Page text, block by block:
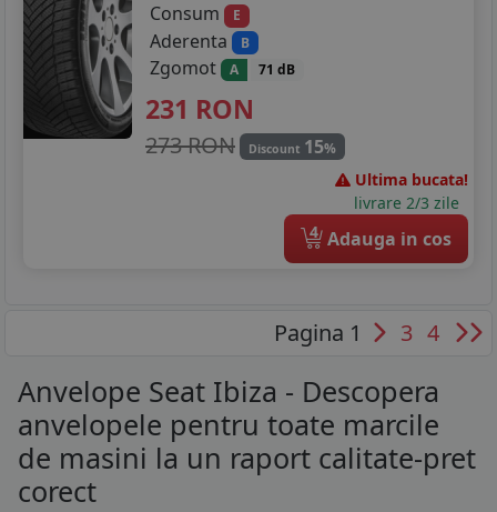
Consum
E
Aderenta B
Zgomot A 71 dB
231 RON
273 RON Discount 15%
Ultima bucata!
livrare 2/3 zile
4 Adauga in cos
Pagina 1 3 4
Anvelope Seat Ibiza - Descopera
anvelopele pentru toate marcile
de masini la un raport calitate-pret
corect